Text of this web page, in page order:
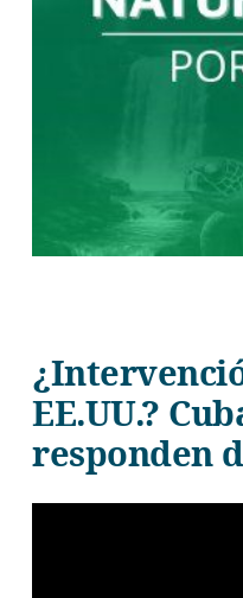
¿Intervención militar de
EE.UU.?
responden